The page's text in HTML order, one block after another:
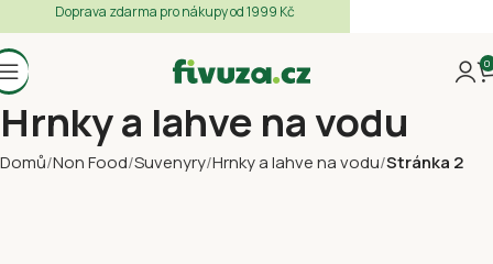
0
Hrnky a lahve na vodu
Domů Non Food Suvenyry Hrnky a lahve na vodu Stránka 2
Doprava zdarma pro nákupy od 1999 Kč